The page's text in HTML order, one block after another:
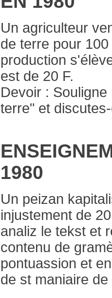
Un agriculteur
de terre pour
production
est de 20 F.
Devoir :
terre" et
1980
Un peizan
injustement de
analiz le tekst et
contenu de
pontuassion et
de st maniaire